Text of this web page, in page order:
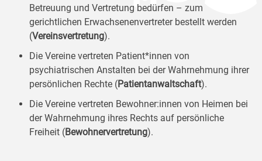
Betreuung und Vertretung bedürfen – zum
gerichtlichen Erwachsenenvertreter bestellt werden
(Vereinsvertretung).
Die Vereine vertreten Patient*innen von
psychiatrischen Anstalten bei der Wahrnehmung ihrer
persönlichen Rechte (Patientanwaltschaft).
Die Vereine vertreten Bewohner:innen von Heimen bei
der Wahrnehmung ihres Rechts auf persönliche
Freiheit (Bewohnervertretung).